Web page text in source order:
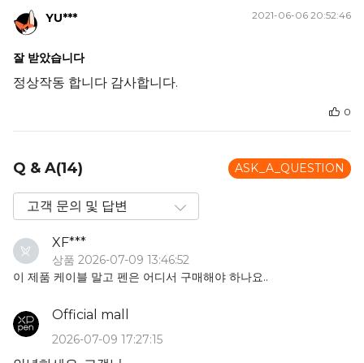
YU*** 2021-06-06 20:52:46
잘 받았습니다
정상작동 합니다 감사합니다.
0
Q & A(14) ASK_A_QUESTION
XF***
상품 2026-07-09 13:46:52
이 제품 케이블 말고 펜은 어디서 구매해야 하나요..
Official mall
2026-07-09 17:27:15